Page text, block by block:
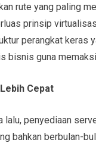
rute yang paling
prinsip
perangkat keras
bisnis guna
Cepat
lalu, penyediaan
bahkan berbulan-